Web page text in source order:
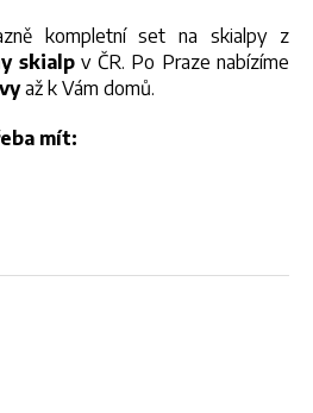
kompletní set na skialpy z
skialpv ČR. Po Praze nabízíme
až k Vám domů.
mít: